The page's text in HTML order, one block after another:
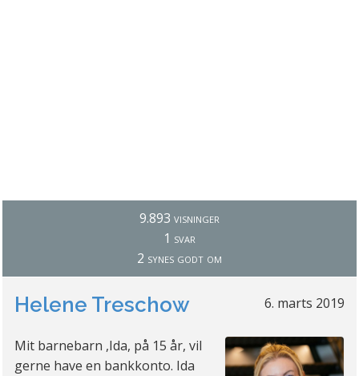
9.893 visninger
1 svar
2 synes godt om
6. marts 2019
Helene Treschow
Mit barnebarn ,Ida, på 15 år, vil
gerne have en bankkonto. Ida